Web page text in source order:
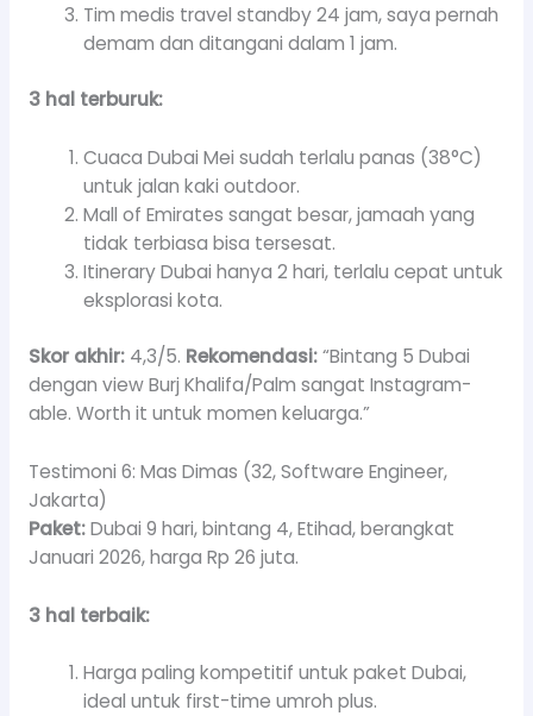
Tim medis travel standby 24 jam, saya pernah
demam dan ditangani dalam 1 jam.
3 hal terburuk:
Cuaca Dubai Mei sudah terlalu panas (38°C)
untuk jalan kaki outdoor.
Mall of Emirates sangat besar, jamaah yang
tidak terbiasa bisa tersesat.
Itinerary Dubai hanya 2 hari, terlalu cepat untuk
eksplorasi kota.
Skor akhir:4,3/5. Rekomendasi:“Bintang 5 Dubai
dengan view Burj Khalifa/Palm sangat Instagram-
able. Worth it untuk momen keluarga.”
Testimoni 6: Mas Dimas (32, Software Engineer,
Jakarta)
Paket:Dubai 9 hari, bintang 4, Etihad, berangkat
Januari 2026, harga Rp 26 juta.
3 hal terbaik:
Harga paling kompetitif untuk paket Dubai,
ideal untuk first-time umroh plus.